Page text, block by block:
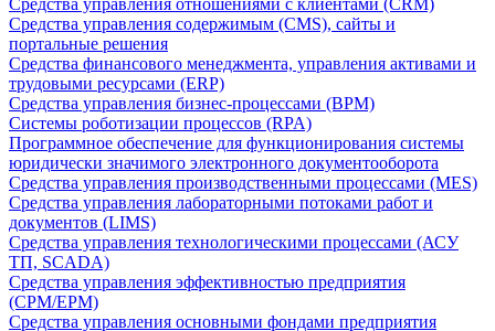
Средства управления отношениями с клиентами (CRM)
Средства управления содержимым (CMS), сайты и
портальные решения
Средства финансового менеджмента, управления активами и
трудовыми ресурсами (ERP)
Средства управления бизнес-процессами (BPM)
Системы роботизации процессов (RPA)
Программное обеспечение для функционирования системы
юридически значимого электронного документооборота
Средства управления производственными процессами (MES)
Средства управления лабораторными потоками работ и
документов (LIMS)
Средства управления технологическими процессами (АСУ
ТП, SCADA)
Средства управления эффективностью предприятия
(CPM/EPM)
Средства управления основными фондами предприятия